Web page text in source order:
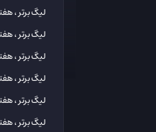
لیگ برتر ، هفته
لیگ برتر ، هفته
لیگ برتر ، هفته
لیگ برتر ، هفته
لیگ برتر ، هفته
لیگ برتر ، هفته